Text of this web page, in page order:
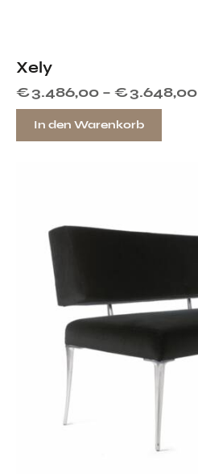
Xely
€3.486,00 – €3.648,00
In den Warenkorb